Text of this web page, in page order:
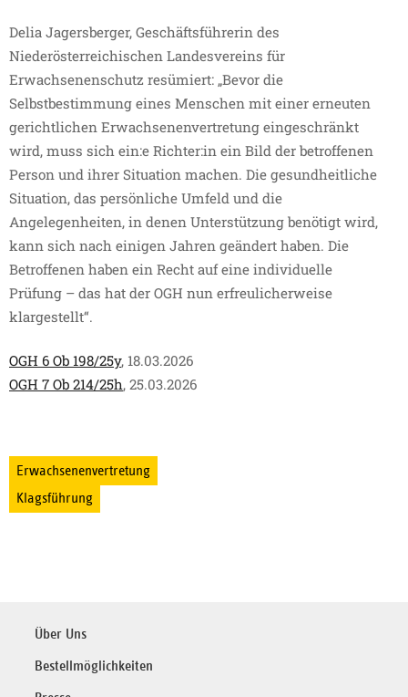
Delia Jagersberger, Geschäftsführerin des
Niederösterreichischen Landesvereins für
Erwachsenenschutz resümiert: „Bevor die
Selbstbestimmung eines Menschen mit einer erneuten
gerichtlichen Erwachsenenvertretung eingeschränkt
wird, muss sich ein:e Richter:in ein Bild der betroffenen
Person und ihrer Situation machen. Die gesundheitliche
Situation, das persönliche Umfeld und die
Angelegenheiten, in denen Unterstützung benötigt wird,
kann sich nach einigen Jahren geändert haben. Die
Betroffenen haben ein Recht auf eine individuelle
Prüfung – das hat der OGH nun erfreulicherweise
klargestellt“.
OGH 6 Ob 198/25y, 18.03.2026
OGH 7 Ob 214/25h, 25.03.2026
Erwachsenenvertretung
Klagsführung
Über Uns
Bestellmöglichkeiten